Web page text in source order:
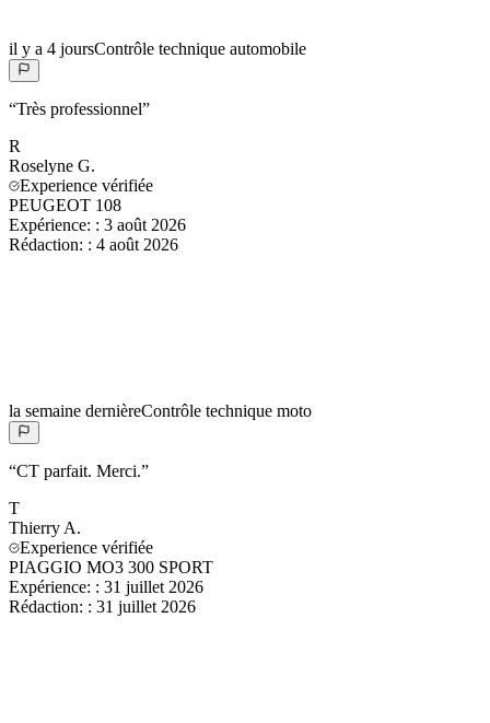
il y a 4 joursContrôle technique automobile
“Très professionnel”
R
Roselyne G.
Experience vérifiée
PEUGEOT 108
Expérience: : 3 août 2026
Rédaction: : 4 août 2026
la semaine dernièreContrôle technique moto
“CT parfait. Merci.”
T
Thierry A.
Experience vérifiée
PIAGGIO MO3 300 SPORT
Expérience: : 31 juillet 2026
Rédaction: : 31 juillet 2026